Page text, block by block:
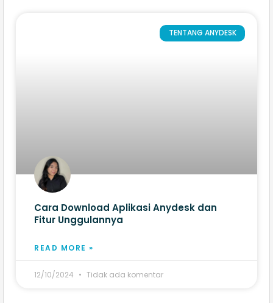
TENTANG ANYDESK
Cara Download Aplikasi Anydesk dan
Fitur Unggulannya
READ MORE »
12/10/2024 Tidak ada komentar